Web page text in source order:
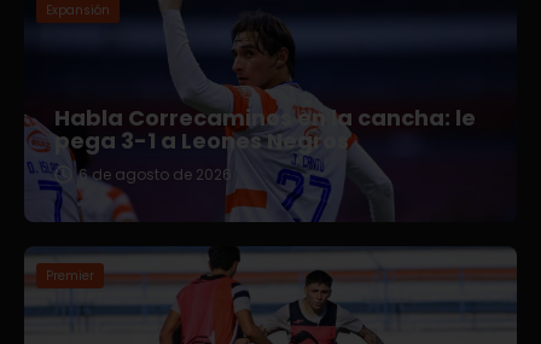
Expansión
Habla Correcaminos en la cancha: le
pega 3-1 a Leones Negros
6 de agosto de 2026
Premier